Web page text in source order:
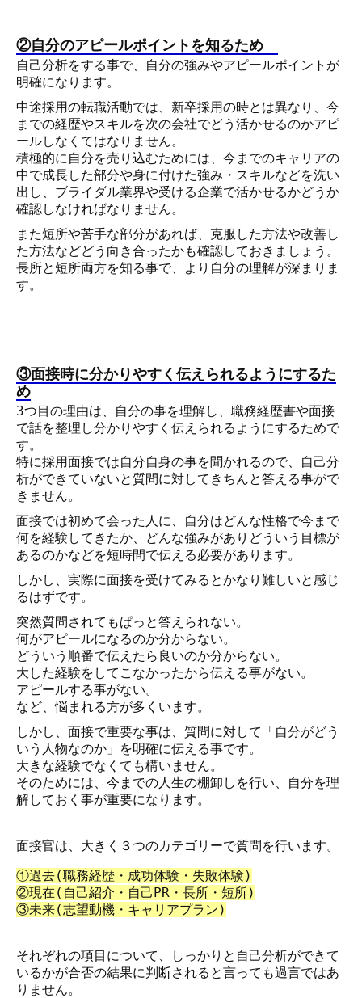
②自分のアピールポイントを知るため
自己分析をする事で、自分の強みやアピールポイントが
明確になります。
中途採用の転職活動では、新卒採用の時とは異なり、今
までの経歴やスキルを次の会社でどう活かせるのかアピ
ールしなくてはなりません。
積極的に自分を売り込むためには、今までのキャリアの
中で成長した部分や身に付けた強み・スキルなどを洗い
出し、ブライダル業界や受ける企業で活かせるかどうか
確認しなければなりません。
また短所や苦手な部分があれば、克服した方法や改善し
た方法などどう向き合ったかも確認しておきましょう。
長所と短所両方を知る事で、より自分の理解が深まりま
す。
③面接時に分かりやすく伝えられるようにするた
め
3つ目の理由は、自分の事を理解し、職務経歴書や面接
で話を整理し分かりやすく伝えられるようにするためで
す。
特に採用面接では自分自身の事を聞かれるので、自己分
析ができていないと質問に対してきちんと答える事がで
きません。
面接では初めて会った人に、自分はどんな性格で今まで
何を経験してきたか、どんな強みがありどういう目標が
あるのかなどを短時間で伝える必要があります。
しかし、実際に面接を受けてみるとかなり難しいと感じ
るはずです。
突然質問されてもぱっと答えられない。
何がアピールになるのか分からない。
どういう順番で伝えたら良いのか分からない。
大した経験をしてこなかったから伝える事がない。
アピールする事がない。
など、悩まれる方が多くいます。
しかし、面接で重要な事は、質問に対して「自分がどう
いう人物なのか」を明確に伝える事です。
大きな経験でなくても構いません。
そのためには、今までの人生の棚卸しを行い、自分を理
解しておく事が重要になります。
面接官は、大きく３つのカテゴリーで質問を行います。
①過去(職務経歴・成功体験・失敗体験)
②現在(自己紹介・自己PR・長所・短所)
③未来(志望動機・キャリアプラン)
それぞれの項目について、しっかりと自己分析ができて
いるかが合否の結果に判断されると言っても過言ではあ
りません。